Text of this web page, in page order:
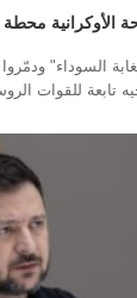
الأوكرانية
السوداء"